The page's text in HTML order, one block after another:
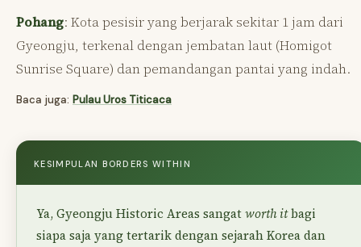
Pohang: Kota pesisir yang berjarak sekitar 1 jam dari
Gyeongju, terkenal dengan jembatan laut (Homigot
Sunrise Square) dan pemandangan pantai yang indah.
Baca juga: Pulau Uros Titicaca
KESIMPULAN BORDERS WITHIN
Ya, Gyeongju Historic Areas sangatworth itbagi
siapa saja yang tertarik dengan sejarah Korea dan